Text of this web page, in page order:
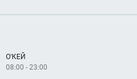
О'КЕЙ
08:00 - 23:00